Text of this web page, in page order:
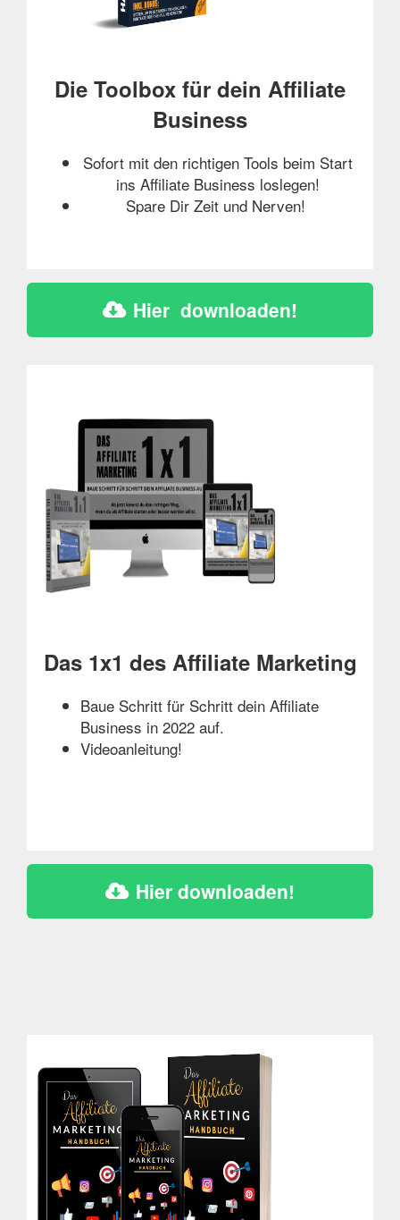
Die Toolbox für dein Affiliate
Business
Sofort mit den richtigen Tools beim Start
ins Affiliate Business loslegen!
Spare Dir Zeit und Nerven!
Hier  downloaden!
Das 1x1 des Affiliate Marketing
Baue Schritt für Schritt dein Affiliate
Business in 2022 auf.
Videoanleitung!
Hier downloaden!